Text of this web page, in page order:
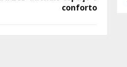
conforto